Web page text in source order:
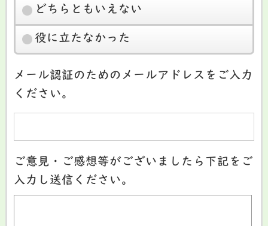
どちらともいえない
役に立たなかった
メール認証のためのメールアドレスをご入力
ください。
ご意見・ご感想等がございましたら下記をご
入力し送信ください。